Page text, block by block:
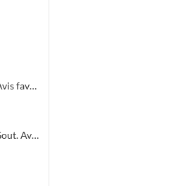
Demande d'un corset orthopédique pour Mme Garcia. Avis favorable
Liquidation de pension à Mmes Fromentin, Chabrol et Gout. Avis favorable